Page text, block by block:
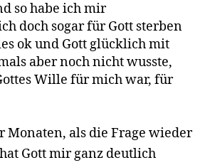
so habe ich mir
doch sogar für Gott sterben
ok und Gott glücklich mit
aber noch nicht wusste,
Wille für mich war, für
Monaten, als die Frage wieder
Gott mir ganz deutlich